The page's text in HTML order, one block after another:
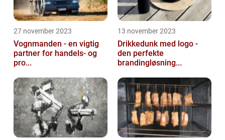
27 november 2023
Vognmanden - en vigtig
partner for handels- og
pro...
13 november 2023
Drikkedunk med logo -
den perfekte
brandingløsning...